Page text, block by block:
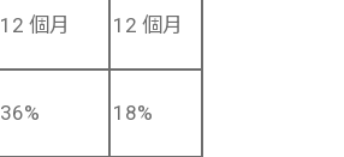
12 個月 12 個月
36% 18%